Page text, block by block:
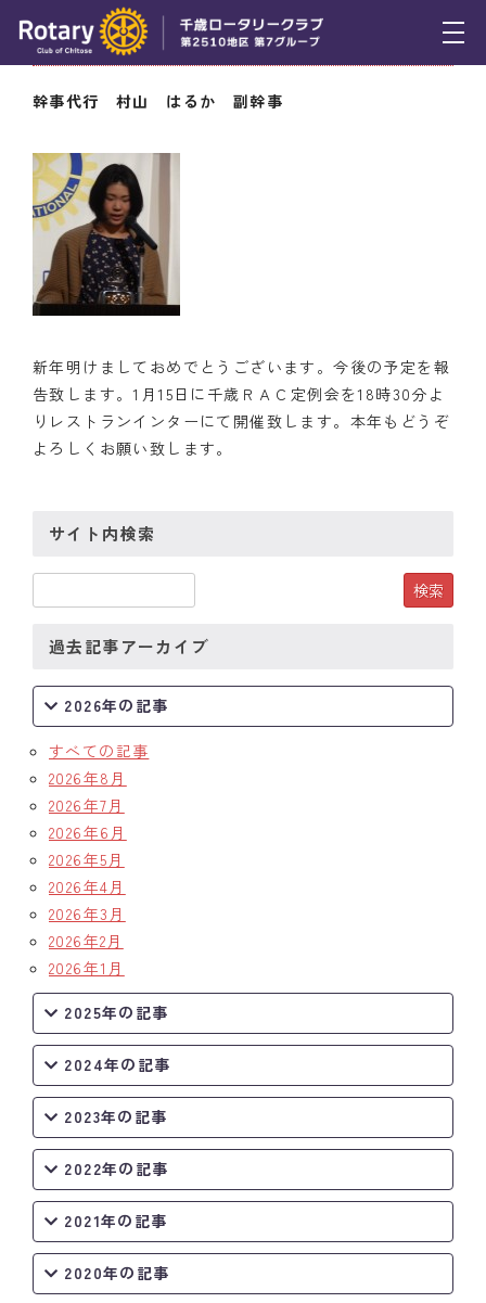
トピックス
活動報告
理事会報告
スケジュール
木曜会
組織図
クラブの歴史
歴代会長・幹事
例会場・事務局の案内
リンク集
情報公開
入会のご案内
1月8日（木） 千歳ＲＡＣ幹事報告
幹事代行 村山 はるか 副幹事
新年明けましておめでとうございます。今後の予定を報
告致します。1月15日に千歳ＲＡＣ定例会を18時30分よ
りレストランインターにて開催致します。本年もどうぞ
よろしくお願い致します。
サイト内検索
過去記事アーカイブ
2026年の記事
すべての記事
2026年8月
2026年7月
2026年6月
2026年5月
2026年4月
2026年3月
2026年2月
2026年1月
2025年の記事
2024年の記事
2023年の記事
2022年の記事
2021年の記事
2020年の記事